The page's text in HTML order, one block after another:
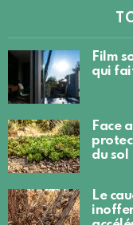
Film
qui
Face
du sol
Le